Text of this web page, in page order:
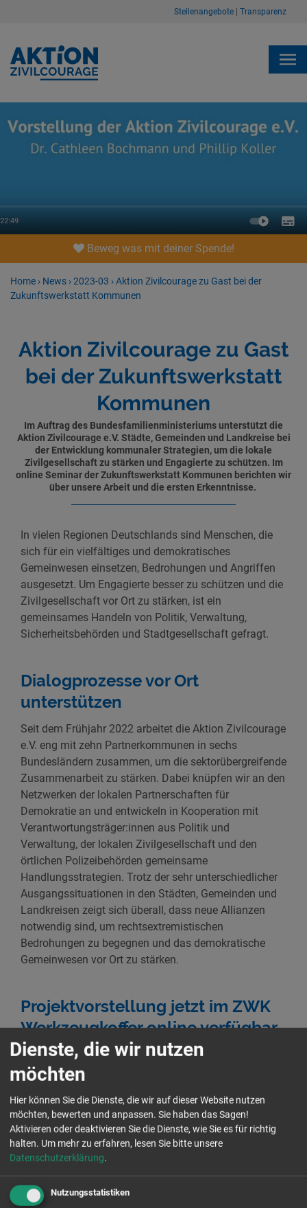
Stellenangebote Transparenz
Beweg was mit deiner Spende!
Home › News ›2023-03 ›Aktion Zivilcourage zu Gast bei der
Zukunftswerkstatt Kommunen
Aktion Zivilcourage zu Gast
bei der Zukunftswerkstatt
Kommunen
Im Auftrag des Bundesfamilienministeriums unterstützt die
Aktion Zivilcourage e.V. Städte, Gemeinden und Landkreise bei
der Entwicklung kommunaler Strategien, um die lokale
Zivilgesellschaft zu stärken und Engagierte zu schützen. Im
online Seminar der Zukunftswerkstatt Kommunen berichten wir
über unsere Arbeit und die ersten Erkenntnisse.
In vielen Regionen Deutschlands sind Menschen, die
sich für ein vielfältiges und demokratisches
Gemeinwesen einsetzen, Bedrohungen und Angriffen
ausgesetzt. Um Engagierte besser zu schützen und die
Zivilgesellschaft vor Ort zu stärken, ist ein
gemeinsames Handeln von Politik, Verwaltung,
Sicherheitsbehörden und Stadtgesellschaft gefragt.
Dialogprozesse vor Ort
unterstützen
Seit dem Frühjahr 2022 arbeitet die Aktion Zivilcourage
e.V. eng mit zehn Partnerkommunen in sechs
Bundesländern zusammen, um die sektorübergreifende
Zusammenarbeit zu stärken. Dabei knüpfen wir an den
Netzwerken der lokalen Partnerschaften für
Demokratie an und entwickeln in Kooperation mit
Verantwortungsträger:innen aus Politik und
Verwaltung, der lokalen Zivilgesellschaft und den
örtlichen Polizeibehörden gemeinsame
Handlungsstrategien. Trotz der sehr unterschiedlicher
Ausgangssituationen in den Städten, Gemeinden und
Landkreisen zeigt sich überall, dass neue Allianzen
notwendig sind, um rechtsextremistischen
Bedrohungen zu begegnen und das demokratische
Gemeinwesen vor Ort zu stärken.
Projektvorstellung jetzt im ZWK
Werkzeugkoffer online verfügbar
Im online Seminar „Kommunales
Konfliktmanagement“ der Zukunftswerkstatt
vorstellen und mit Kommunen aus dem ganzen
Bundesgebiet diskutieren. Der Vortrag der Aktion
Zivilcourage e.V. ist jetzt auch im Werkzeugkoffer der
ZWK-Mediathek verfügbar:
im Rahmen des Bundesprogramms „Demokratie
leben!“ umgesetzt.
Dienste, die wir nutzen
möchten
Hier können Sie die Dienste, die wir auf dieser Website nutzen
möchten, bewerten und anpassen. Sie haben das Sagen!
Aktivieren oder deaktivieren Sie die Dienste, wie Sie es für richtig
halten. Um mehr zu erfahren, lesen Sie bitte unsere
Datenschutzerklärung.
Nutzungsstatistiken